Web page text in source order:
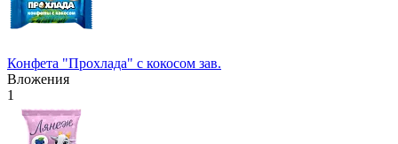
Конфета "Прохлада" с кокосом зав.
Вложения
1